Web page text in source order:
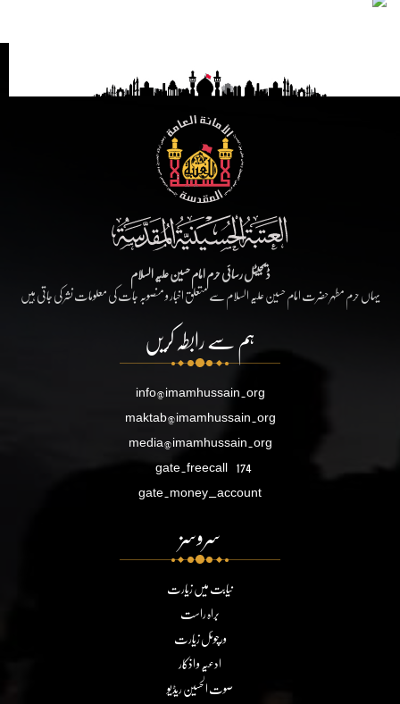
ڈیجیٹل رسائی حرم امام حسین علیہ السلام
یہاں حرم مطہر حضرت امام حسین علیہ السلام سے متعلق اخبار و منصوبہ جات کی معلومات نشر کی جاتی ہیں
ہم سے رابطہ کریں
info@imamhussain.org
maktab@imamhussain.org
media@imamhussain.org
gate.freecall 174
gate.money_account
سروسز
نیابت میں زیارت
براہ راست
ورچوئل زیارت
ادعیہ و اذکار
صوت الحسین ریڈیو